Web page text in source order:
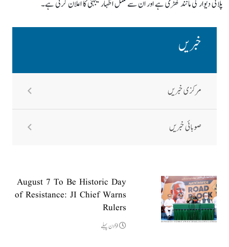
پلائی دیوار کی مانند کھڑی ہے اور ان سے مکمل اظہار یکجہتی کا اعلان کرتی ہے۔
خبریں
مرکزی خبریں
صوبائی خبریں
August 7 To Be Historic Day
of Resistance: JI Chief Warns
Rulers
9دن پہلے